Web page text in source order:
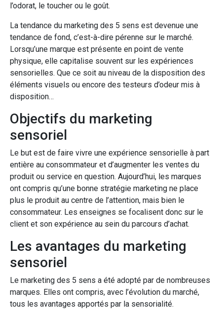
l’odorat, le toucher ou le goût.
La tendance du marketing des 5 sens est devenue une
tendance de fond, c’est-à-dire pérenne sur le marché.
Lorsqu’une marque est présente en point de vente
physique, elle capitalise souvent sur les expériences
sensorielles. Que ce soit au niveau de la disposition des
éléments visuels ou encore des testeurs d’odeur mis à
disposition…
Objectifs du marketing
sensoriel
Le but est de faire vivre une expérience sensorielle à part
entière au consommateur et d’augmenter les ventes du
produit ou service en question. Aujourd’hui, les marques
ont compris qu’une bonne stratégie marketing ne place
plus le produit au centre de l’attention, mais bien le
consommateur. Les enseignes se focalisent donc sur le
client et son expérience au sein du parcours d’achat.
Les avantages du marketing
sensoriel
Le marketing des 5 sens a été adopté par de nombreuses
marques. Elles ont compris, avec l’évolution du marché,
tous les avantages apportés par la sensorialité.